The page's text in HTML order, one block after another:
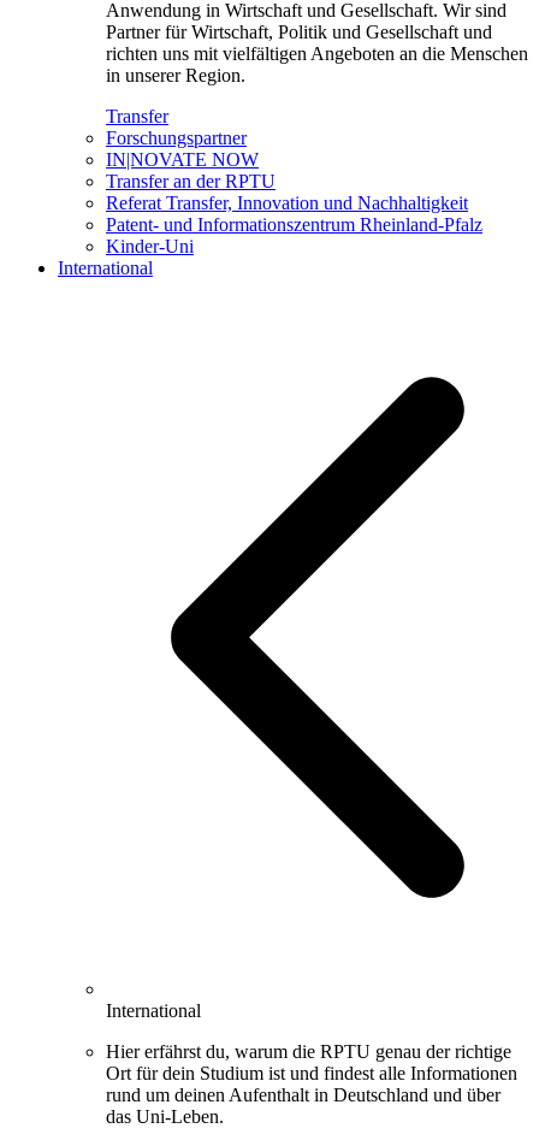
Anwendung in Wirtschaft und Gesellschaft. Wir sind
Partner für Wirtschaft, Politik und Gesellschaft und
richten uns mit vielfältigen Angeboten an die Menschen
in unserer Region.
Transfer
Forschungspartner
IN|NOVATE NOW
Transfer an der RPTU
Referat Transfer, Innovation und Nachhaltigkeit
Patent- und Informationszentrum Rheinland-Pfalz
Kinder-Uni
International
International
Hier erfährst du, warum die RPTU genau der richtige
Ort für dein Studium ist und findest alle Informationen
rund um deinen Aufenthalt in Deutschland und über
das Uni-Leben.